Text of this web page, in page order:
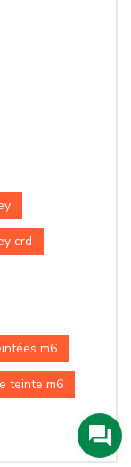
crd
m6
teinte m6